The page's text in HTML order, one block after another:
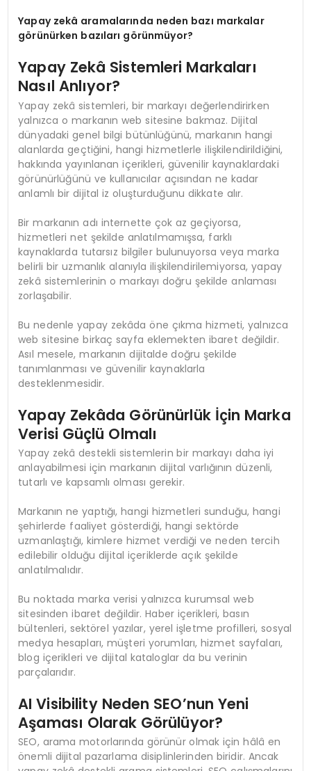
Yapay zekâ aramalarında neden bazı markalar
görünürken bazıları görünmüyor?
Yapay Zekâ Sistemleri Markaları
Nasıl Anlıyor?
Yapay zekâ sistemleri, bir markayı değerlendirirken
yalnızca o markanın web sitesine bakmaz. Dijital
dünyadaki genel bilgi bütünlüğünü, markanın hangi
alanlarda geçtiğini, hangi hizmetlerle ilişkilendirildiğini,
hakkında yayınlanan içerikleri, güvenilir kaynaklardaki
görünürlüğünü ve kullanıcılar açısından ne kadar
anlamlı bir dijital iz oluşturduğunu dikkate alır.
Bir markanın adı internette çok az geçiyorsa,
hizmetleri net şekilde anlatılmamışsa, farklı
kaynaklarda tutarsız bilgiler bulunuyorsa veya marka
belirli bir uzmanlık alanıyla ilişkilendirilemiyorsa, yapay
zekâ sistemlerinin o markayı doğru şekilde anlaması
zorlaşabilir.
Bu nedenle yapay zekâda öne çıkma hizmeti, yalnızca
web sitesine birkaç sayfa eklemekten ibaret değildir.
Asıl mesele, markanın dijitalde doğru şekilde
tanımlanması ve güvenilir kaynaklarla
desteklenmesidir.
Yapay Zekâda Görünürlük İçin Marka
Verisi Güçlü Olmalı
Yapay zekâ destekli sistemlerin bir markayı daha iyi
anlayabilmesi için markanın dijital varlığının düzenli,
tutarlı ve kapsamlı olması gerekir.
Markanın ne yaptığı, hangi hizmetleri sunduğu, hangi
şehirlerde faaliyet gösterdiği, hangi sektörde
uzmanlaştığı, kimlere hizmet verdiği ve neden tercih
edilebilir olduğu dijital içeriklerde açık şekilde
anlatılmalıdır.
Bu noktada marka verisi yalnızca kurumsal web
sitesinden ibaret değildir. Haber içerikleri, basın
bültenleri, sektörel yazılar, yerel işletme profilleri, sosyal
medya hesapları, müşteri yorumları, hizmet sayfaları,
blog içerikleri ve dijital kataloglar da bu verinin
parçalarıdır.
AI Visibility Neden SEO’nun Yeni
Aşaması Olarak Görülüyor?
SEO, arama motorlarında görünür olmak için hâlâ en
önemli dijital pazarlama disiplinlerinden biridir. Ancak